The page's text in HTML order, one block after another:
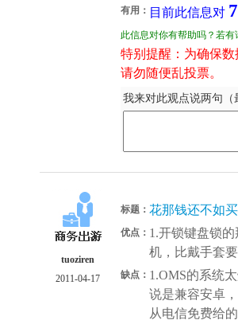
有用： 目前此信息对
此信息对你有帮助吗？若有
特别提醒：为确保
请勿随便乱投票。
我来对此观点说两句（
tuoziren
2011-04-17
标题： 花那钱还不如
优点： 1.开锁键盘锁
机，比戴手套要
缺点： 1.OMS的系统
说是兼容安卓
从电信免费给